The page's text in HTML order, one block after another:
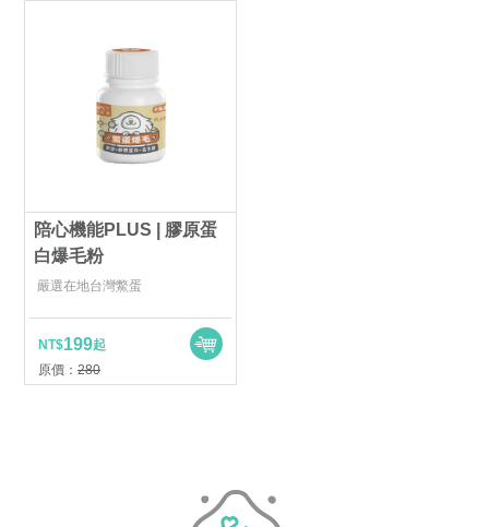
陪心機能PLUS | 膠原蛋
白爆毛粉
嚴選在地台灣鱉蛋
NT$199起
原價： 280